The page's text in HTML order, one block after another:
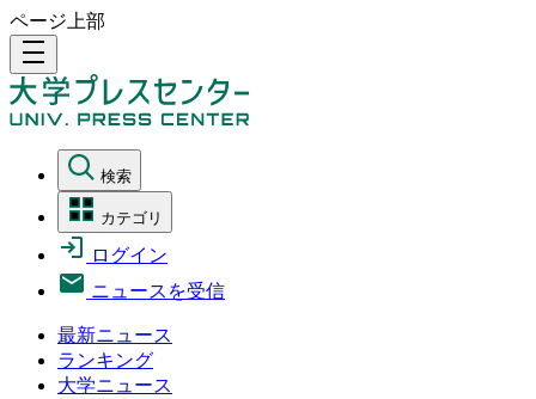
ページ上部
density_medium
検索
カテゴリ
ログイン
ニュースを受信
最新ニュース
ランキング
大学ニュース